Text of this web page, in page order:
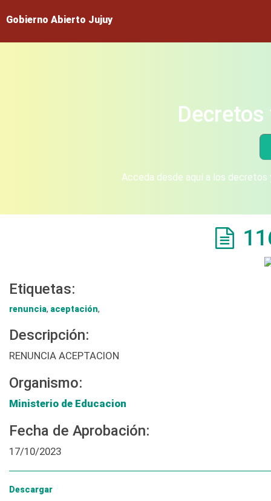
Gobierno Abierto Jujuy
Acceda desde aquí a los
Etiquetas:
renuncia, aceptación,
Descripción:
RENUNCIA ACEPTACION
Organismo:
Ministerio de Educacion
Fecha de Aprobación:
17/10/2023
Descargar